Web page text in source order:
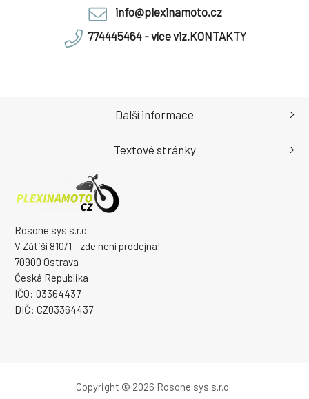
info@plexinamoto.cz
774445464 - více viz.KONTAKTY
Rosone sys s.r.o.
V Zátiší 810/1 - zde není prodejna!
70900 Ostrava
Česká Republika
IČO: 03364437
DIČ: CZ03364437
Další informace
Textové stránky
Copyright © 2026 Rosone sys s.r.o.